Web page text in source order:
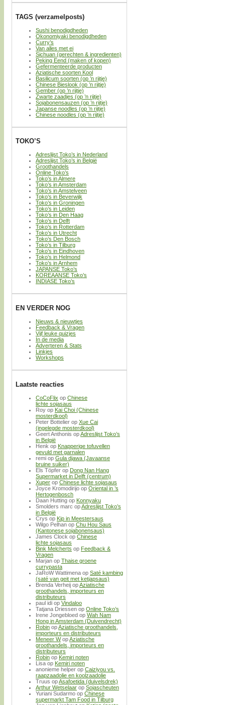
TAGS (verzamelposts)
Sushi benodigdheden
Okonomiyaki benodigdheden
Curry’s
Van alles met ei
Sichuan (gerechten & ingredienten)
Peking Eend (maken of kopen)
Gefermenteerde producten
Aziatische soorten Kool
Basilicum soorten (op ’n rijtje)
Chinese Bieslook (op ’n rijtje)
Gember (op ’n rijtje)
Zwarte zaadjes (op ’n rijtje)
Sojabonensauzen (op ’n rijtje)
Japanse noodles (op ’n rijtje)
Chinese noodles (op ’n rijtje)
TOKO’S
Adreslijst Toko’s in Nederland
Adreslijst Toko’s in België
Groothandels
Online Toko’s
Toko’s in Almere
Toko’s in Amsterdam
Toko’s in Amstelveen
Toko’s in Beverwijk
Toko’s in Groningen
Toko’s in Leiden
Toko’s in Den Haag
Toko’s in Delft
Toko’s in Rotterdam
Toko’s in Utrecht
Toko’s Den Bosch
Toko’s in Tilburg
Toko’s in Eindhoven
Toko’s in Helmond
Toko’s in Arnhem
JAPANSE Toko’s
KOREAANSE Toko’s
INDIASE Toko’s
EN VERDER NOG
Nieuws & nieuwtjes
Feedback & Vragen
Vijf leuke quizjes
In de media
Adverteren & Stats
Linkjes
Workshops
Laatste reacties
CoCoFlix op Chinese
lichte sojasaus
Roy op Kai Choi (Chinese
mosterdkool)
Peter Bottelier op Xue Cai
(ingelegde mosterdkool)
Geert Anthonis opAdreslijst Toko’s
in België
Henk op Knapperige tofuvellen
gevuld met garnalen
remi op Gula djawa (Javaanse
bruine suiker)
Els Töpfer op Dong Nan Hang
Supermarket in Delft (centrum)
Xuper op Chinese lichte sojasaus
Joyce Kromodirijo op Oriental in ’s
Hertogenbosch
Daan Hutting op Konnyaku
Smolders marc opAdreslijst Toko’s
in België
Crys op Kip in Meestersaus
Wilgo Pelhan op Chu Hou Saus
(Kantonese sojabonensaus)
James Clock op Chinese
lichte sojasaus
Bink Melcherts op Feedback &
Vragen
Marjan op Thaise groene
currypasta
JaRoW Wattimena op Saté kambing
(saté van geit met ketjapsaus)
Brenda Verheij opAziatische
groothandels, importeurs en
distributeurs
paul idi op Vindaloo
Tatjana Driessen op Online Toko’s
Irene Jongebloed op Wah Nam
Hong in Amsterdam (Duivendrecht)
Robin opAziatische groothandels,
importeurs en distributeurs
Meneer WopAziatische
groothandels, importeurs en
distributeurs
Robin op Kemiri noten
Lisa op Kemiri noten
anonieme helper op Caiziyou vs.
raapzaadolie en koolzaadolie
Truus opAsafoetida (duivelsdrek)
Arthur Wetselaar op Sojascheuten
Yuriani Sudarmo op Chinese
supermarkt Tam Food in Tilburg